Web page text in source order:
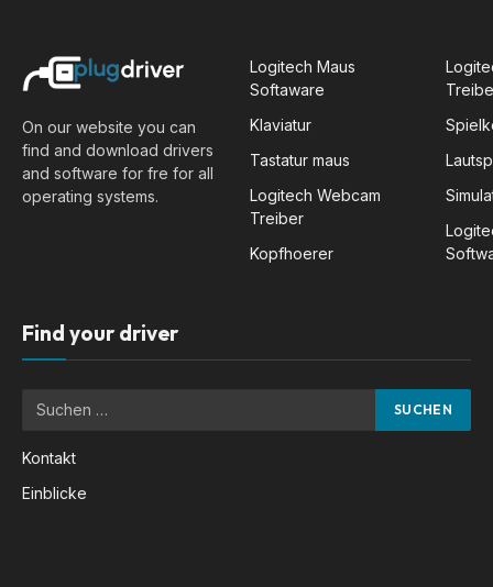
On our website you can
find and download drivers
and software for fre for all
operating systems.
Logitech Maus
Softaware
Klaviatur
Tastatur maus
Logitech Webcam
Treiber
Kopfhoerer
Find your driver
Kontakt
Einblicke